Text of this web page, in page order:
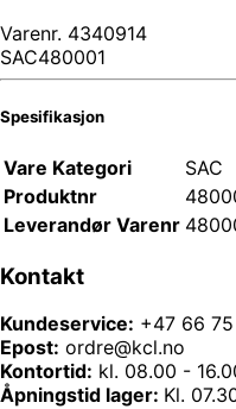
Varenr. 4340914
SAC480001
Spesifikasjon
Vare Kategori
SAC
Produktnr
Leverandør Varenr
Kontakt
Kundeservice: +47 66
Epost: ordre@kcl.no
Kontortid: kl. 08.00 -
Åpningstid lager: Kl.